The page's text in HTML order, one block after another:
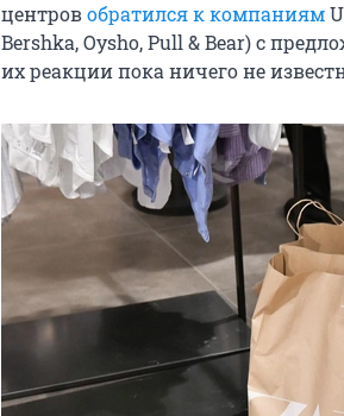
центровобратился к компаниям
Bershka, Oysho, Pull & Bear) с
их реакции пока ничего не